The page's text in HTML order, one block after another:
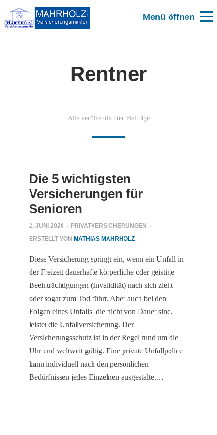
Rentner
Alle veröffentlichten Beiträge
Die 5 wichtigsten
Versicherungen für
Senioren
2. JUNI 2020 - PRIVATVERSICHERUNGEN -
ERSTELLT VON MATHIAS MAHRHOLZ
Diese Versicherung springt ein, wenn ein Unfall in
der Freizeit dauerhafte körperliche oder geistige
Beeinträchtigungen (Invalidität) nach sich zieht
oder sogar zum Tod führt. Aber auch bei den
Folgen eines Unfalls, die nicht von Dauer sind,
leistet die Unfallversicherung. Der
Versicherungsschutz ist in der Regel rund um die
Uhr und weltweit gültig. Eine private Unfallpolice
kann individuell nach den persönlichen
Bedürfnissen jedes Einzelnen ausgestaltet…